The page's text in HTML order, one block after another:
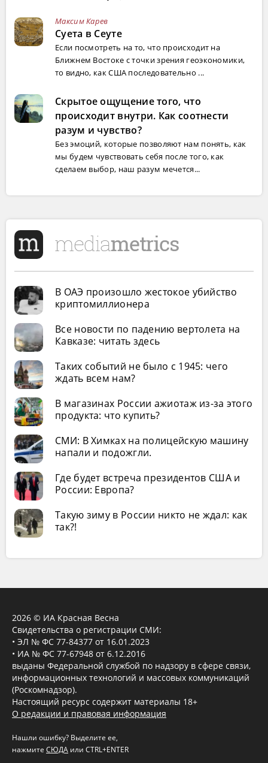
Максим Карев
Суета в Сеуте
Если посмотреть на то, что происходит на
Ближнем Востоке с точки зрения геоэкономики,
то видно, как США последовательно ...
Скрытое ощущение того, что
происходит внутри. Как соотнести
разум и чувство?
Без эмоций, которые позволяют нам понять, как
мы будем чувствовать себя после того, как
сделаем выбор, наш разум мечется...
В ОАЭ произошло жестокое убийство
криптомиллионера
Все новости по падению вертолета на
Кавказе: читать здесь
Таких событий не было с 1945: чего
ждать всем нам?
В магазинах России ажиотаж из-за этого
продукта: что купить?
СМИ: В Химках на полицейскую машину
напали и подожгли.
Где будет встреча президентов США и
России: Европа?
Такую зиму в России никто не ждал: как
так?!
2026 © ИА Красная Весна
Свидетельства о регистрации СМИ:
• ЭЛ № ФС 77-84377 от 16.01.2023
• ИА № ФС 77-67948 от 6.12.2016
выданы Федеральной службой по надзору в сфере связи,
информационных технологий и массовых коммуникаций
(Роскомнадзор).
Настоящий ресурс содержит материалы 18+
О редакции и правовая информация
Нашли ошибку? Выделите ее,
нажмите СЮДА или CTRL+ENTER